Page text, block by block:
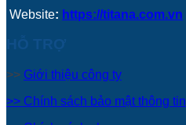
Website: https://titana.com.vn
>> Giới thiệu công ty
>> Chính sách bảo mật thông tin